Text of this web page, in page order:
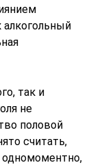
алкогольный
так и
не
половой
считать,
одномоментно,